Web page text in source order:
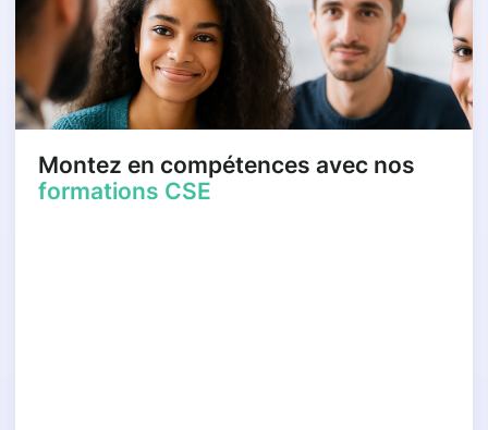
Montez en compétences avec nos
formations CSE